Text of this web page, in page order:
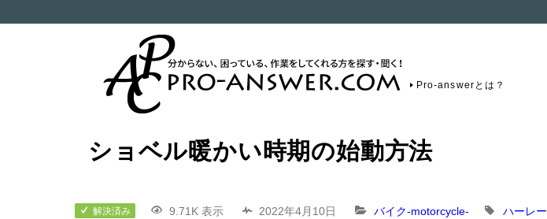
Pro-answerとは？
ショベル暖かい時期の始動方法
解決済み 9.71K 表示 2022年4月10日 バイク-motorcycle- ハーレー